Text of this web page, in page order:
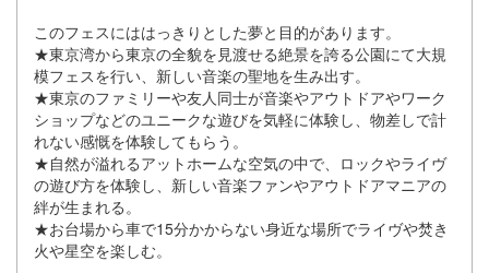
このフェスにははっきりとした夢と⽬的があります。
★東京湾から東京の全貌を⾒渡せる絶景を誇る公園にて⼤規
模フェスを⾏い、新しい⾳楽の聖地を⽣み出す。
★東京のファミリーや友⼈同⼠が⾳楽やアウトドアやワーク
ショップなどのユニークな遊びを気軽に体験し、物差しで計
れない感慨を体験してもらう。
★⾃然が溢れるアットホームな空気の中で、ロックやライヴ
の遊び⽅を体験し、新しい⾳楽ファンやアウトドアマニアの
絆が⽣まれる。
★お台場から⾞で15分かからない⾝近な場所でライヴや焚き
⽕や星空を楽しむ。